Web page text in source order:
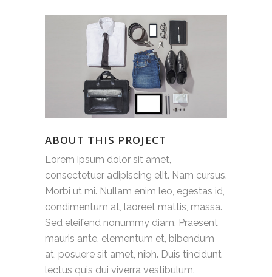
ABOUT THIS PROJECT
Lorem ipsum dolor sit amet,
consectetuer adipiscing elit. Nam cursus.
Morbi ut mi. Nullam enim leo, egestas id,
condimentum at, laoreet mattis, massa.
Sed eleifend nonummy diam. Praesent
mauris ante, elementum et, bibendum
at, posuere sit amet, nibh. Duis tincidunt
lectus quis dui viverra vestibulum.